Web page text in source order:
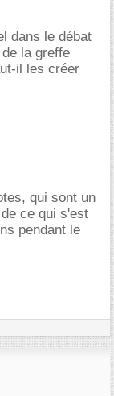
dans le débat
la greffe
il les créer
qui sont un
ce qui s'est
pendant le